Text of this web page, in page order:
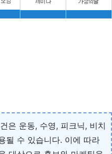
은 운동, 수영, 피크닉, 비치
될 수 있습니다. 이에 따라